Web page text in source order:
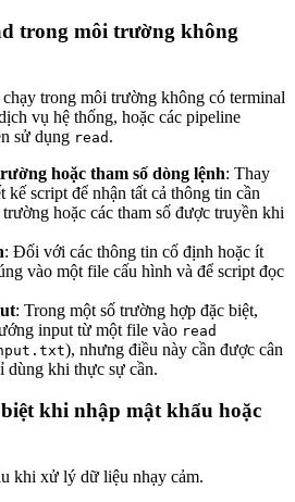
trong môi trường không
trong môi trường không có terminal
vụ hệ thống, hoặc các pipeline
sử dụng read .
hoặc tham số dòng lệnh: Thay
script để nhận tất cả thông tin cần
hoặc các tham số được truyền khi
: Đối với các thông tin cố định hoặc ít
vào một file cấu hình và để script đọc
: Trong một số trường hợp đặc biệt,
input từ một file vào read
), nhưng điều này cần được cân
dùng khi thực sự cần.
khi nhập mật khẩu hoặc
khi xử lý dữ liệu nhạy cảm.